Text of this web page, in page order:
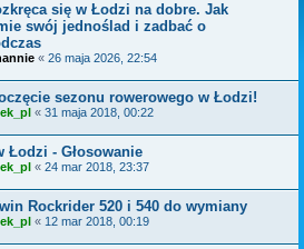
się w Łodzi na dobre. Jak
swój jednoślad i zadbać o
« 26 maja 2026, 22:54
sezonu rowerowego w Łodzi!
« 31 maja 2018, 00:22
Łodzi - Głosowanie
« 24 mar 2018, 23:37
Rockrider 520 i 540 do wymiany
« 12 mar 2018, 00:19